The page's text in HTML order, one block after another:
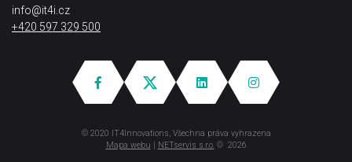
info@it4i.cz
+420 597 329 500
© 2020 IT4Innovations, Všechna práva vyhrazena
Mapa webu | NETservis s.r.o.© 2026